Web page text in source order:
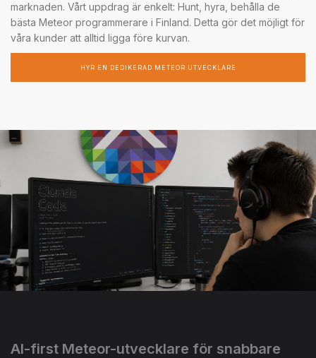
marknaden. Vårt uppdrag är enkelt: Hunt, hyra, behålla de
bästa Meteor programmerare i Finland. Detta gör det möjligt för
våra kunder att alltid ligga före kurvan.
HYR EN DEDIKERAD METEOR UTVECKLARE
AI-first Meteor-utvecklare för snabbare